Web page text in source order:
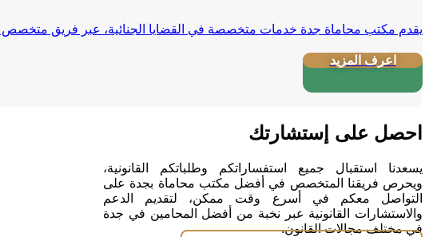
يقدم مكتب محاماة جدة خدمات متخصصة في القضايا الجنائية، عبر فريق متخصص
اعرف المزيد
احصل على إستشارتك
يسعدنا استقبال جميع استفساراتكم وطلباتكم القانونية،
ويحرص فريقنا المتخصص في أفضل مكتب محاماة بجدة على
التواصل معكم في أسرع وقت ممكن، لتقديم الدعم
والاستشارات القانونية عبر نخبة من أفضل المحامين في جدة
في مختلف مجالات القانون.